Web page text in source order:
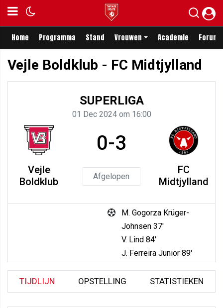
Home Programma Stand Vrouwen Academie Forum
Vejle Boldklub - FC Midtjylland
SUPERLIGA
01 Dec 2024 om 16:00
Vejle
Boldklub
0-3
Afgelopen
FC
Midtjylland
M. Gogorza Krüger-
Johnsen 37'
V. Lind 84'
J. Ferreira Junior 89'
TIJDLIJN OPSTELLING STATISTIEKEN